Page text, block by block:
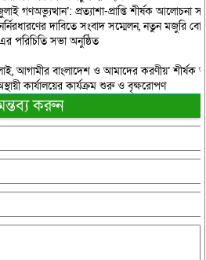
গণঅভ্যুত্থান’: প্রত্যাশা-প্রাপ্তি শীর্ষক আলোচনা
দাবিতে সংবাদ সম্মেলন, নতুন মজুরি
পরিচিতি সভা অনুষ্ঠিত
আগামীর বাংলাদেশ ও আমাদের করণীয়’ শীর্ষক
কার্যালয়ের কার্যক্রম শুরু ও বৃক্ষরোপণ
করুন